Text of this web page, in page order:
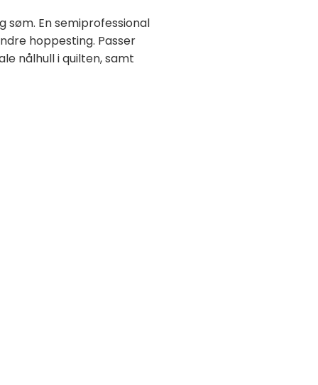
søm. En semiprofessional
hoppesting. Passer
nålhull i quilten, samt